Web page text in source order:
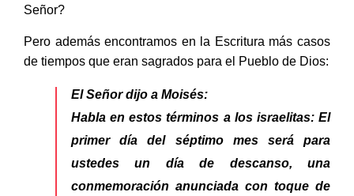
Señor?
Pero además encontramos en la Escritura más casos
de tiempos que eran sagrados para el Pueblo de Dios:
El Señor dijo a Moisés:
Habla en estos términos a los israelitas: El
primer día del séptimo mes será para
ustedes un día de descanso, una
conmemoración anunciada con toque de